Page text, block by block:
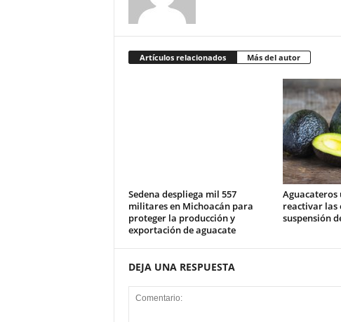
Artículos relacionados Más del autor
Sedena despliega mil 557
militares en Michoacán para
proteger la producción y
exportación de aguacate
Aguacateros
reactivar las
suspensión
DEJA UNA RESPUESTA